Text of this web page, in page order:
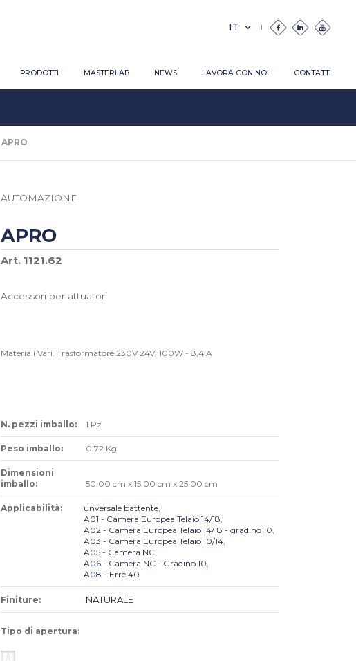
PRODOTTI MASTERLAB NEWS LAVORA CON NOI CONTATTI
APRO
AUTOMAZIONE
APRO
Art. 1121.62
Accessori per attuatori
Materiali Vari. Trasformatore 230V 24V, 100W - 8,4 A
N. pezzi imballo: 1 Pz
Peso imballo: 0.72 Kg
Dimensioni
imballo:
50.00 cm x 15.00 cm x 25.00 cm
Applicabilità: unversale battente
A01 - Camera Europea Telaio 14/18
A02 - Camera Europea Telaio 14/18 - gradino 10
A03 - Camera Europea Telaio 10/14
A05 - Camera NC
A06 - Camera NC - Gradino 10
A08 - Erre 40
Finiture: NATURALE
Tipo di apertura: